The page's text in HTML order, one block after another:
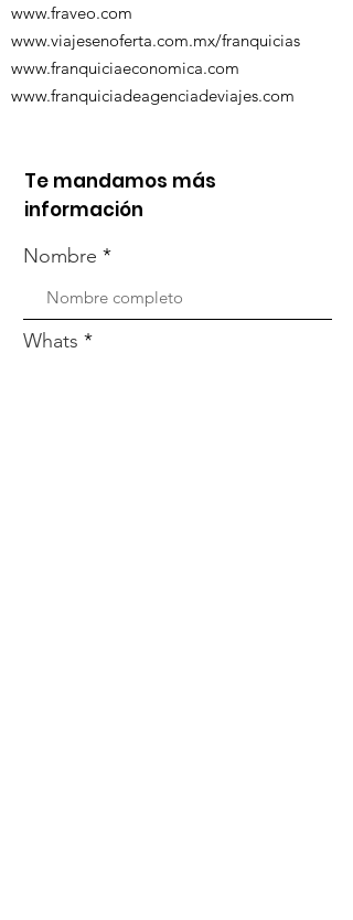
www.fraveo.com
www.viajesenoferta.com.mx/franquicias
www.franquiciaeconomica.com
www.franquiciadeagenciadeviajes.com
Te mandamos más
información
Nombre
Whats